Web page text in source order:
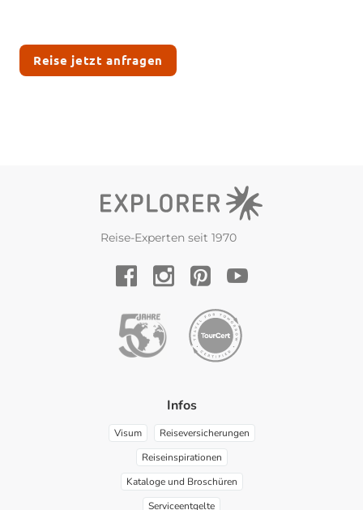
Reise jetzt anfragen
Reise-Experten seit 1970
Infos
Visum
Reiseversicherungen
Reiseinspirationen
Kataloge und Broschüren
Serviceentgelte